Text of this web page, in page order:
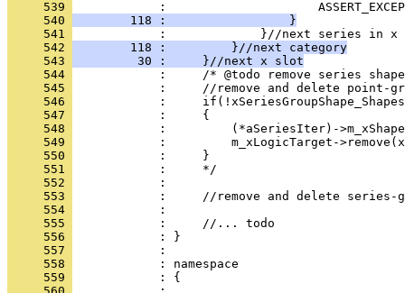
     539
     540
        118 :                 }
     541
     542
        118 :         }//next category
     543
         30 :     }//next x slot
     544
     545
     546
     547
     548
     549
     550
     551
     552
     553
     554
     555
     556
     557
     558
     559
            : {